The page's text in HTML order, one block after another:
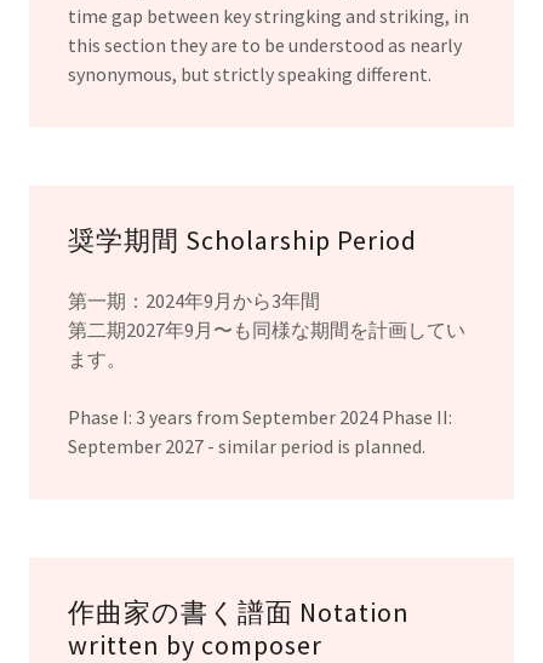
time gap between key stringking and striking, in
this section they are to be understood as nearly
synonymous, but strictly speaking different.
奨学期間 Scholarship Period
第一期：2024年9月から3年間
第二期2027年9月〜も同様な期間を計画してい
ます。
Phase I: 3 years from September 2024 Phase II:
September 2027 - similar period is planned.
作曲家の書く譜面 Notation
written by composer